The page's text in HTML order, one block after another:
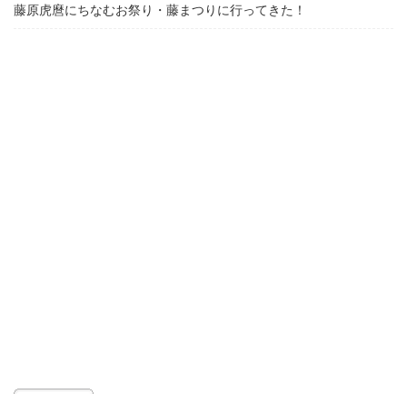
藤原虎麿にちなむお祭り・藤まつりに行ってきた！